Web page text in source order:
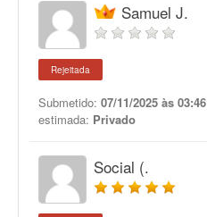
Samuel J.
Rejeitada
Submetido: 07/11/2025 às 03:46
estimada: Privado
Social (.